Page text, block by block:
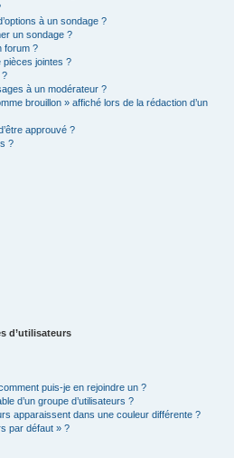
à un sondage ?
un sondage ?
forum ?
pièces jointes ?
?
à un modérateur ?
brouillon » affiché lors de la rédaction d’un
approuvé ?
?
d’utilisateurs
puis-je en rejoindre un ?
d’un groupe d’utilisateurs ?
apparaissent dans une couleur différente ?
par défaut » ?